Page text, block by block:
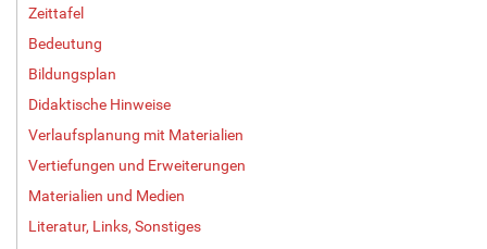
Zeittafel
Bedeutung
Bildungsplan
Didaktische Hinweise
Verlaufsplanung mit Materialien
Vertiefungen und Erweiterungen
Materialien und Medien
Literatur, Links, Sonstiges